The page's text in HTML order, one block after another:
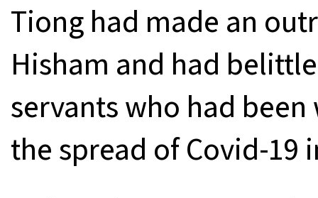
Tiong had made an
Hisham and had
servants who had
the spread of Covid-19